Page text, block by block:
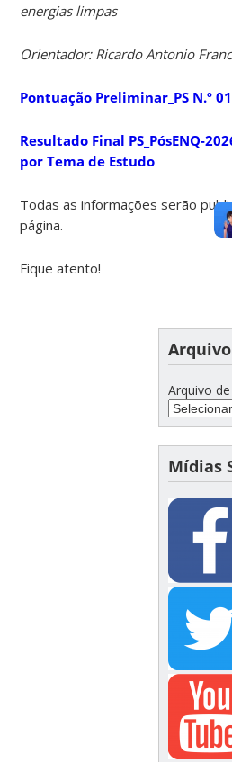
energias limpas
Orientador: Ricardo Antonio
Pontuação Preliminar_PS N.º 01
Resultado Final PS_PósENQ-
por Tema de Estudo
Todas as informações serão
página.
Fique atento!
Arquivo
Mídias